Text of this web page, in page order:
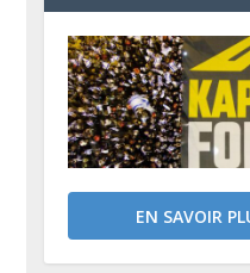
EN SAVOIR